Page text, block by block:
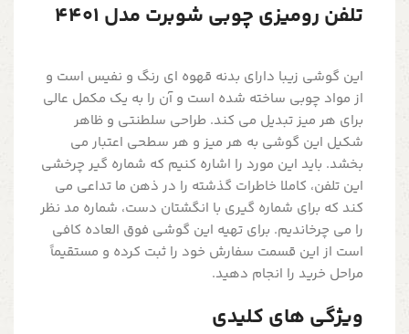
تلفن رومیزی چوبی شوبرت مدل 4401
این گوشی زیبا دارای بدنه قهوه ای رنگ و نفیس است و
از مواد چوبی ساخته شده است و آن را به یک مکمل عالی
برای هر میز تبدیل می کند. طراحی سلطنتی و ظاهر
شکیل این گوشی به هر میز و هر سطحی اعتبار می
بخشد. باید این مورد را اشاره کنیم که شماره گیر چرخشی
این تلفن، کاملا خاطرات گذشته را در ذهن ما تداعی می
کند که برای شماره گیری با انگشتان دست، شماره مد نظر
را می چرخاندیم. برای تهیه این گوشی فوق العاده کافی
است از این قسمت سفارش خود را ثبت کرده و مستقیماً
مراحل خرید را انجام دهید.
ویژگی های کلیدی